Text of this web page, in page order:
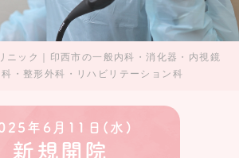
ニック｜印西市の一般内科・消化器・内視鏡
・整形外科・リハビリテーション科
年6月11日(水)
新規開院